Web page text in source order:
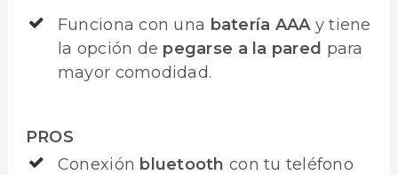
Funciona con una batería AAAy tiene
la opción de pegarse a la pared para
mayor comodidad.
PROS
Conexión bluetooth con tu teléfono